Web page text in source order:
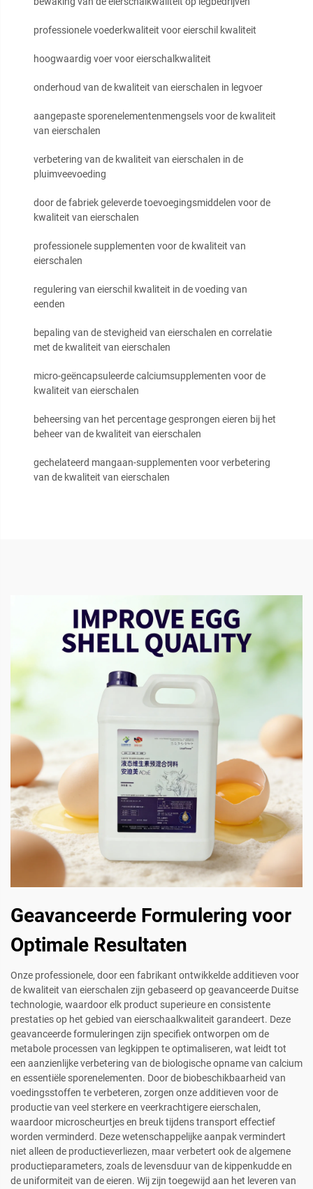
professionele voederkwaliteit voor eierschil kwaliteit
hoogwaardig voer voor eierschalkwaliteit
onderhoud van de kwaliteit van eierschalen in legvoer
aangepaste sporenelementenmengsels voor de kwaliteit
van eierschalen
verbetering van de kwaliteit van eierschalen in de
pluimveevoeding
door de fabriek geleverde toevoegingsmiddelen voor de
kwaliteit van eierschalen
professionele supplementen voor de kwaliteit van
eierschalen
regulering van eierschil kwaliteit in de voeding van
eenden
bepaling van de stevigheid van eierschalen en correlatie
met de kwaliteit van eierschalen
micro-geëncapsuleerde calciumsupplementen voor de
kwaliteit van eierschalen
beheersing van het percentage gesprongen eieren bij het
beheer van de kwaliteit van eierschalen
gechelateerd mangaan-supplementen voor verbetering
van de kwaliteit van eierschalen
Geavanceerde Formulering voor
Optimale Resultaten
Onze professionele, door een fabrikant ontwikkelde additieven voor
de kwaliteit van eierschalen zijn gebaseerd op geavanceerde Duitse
technologie, waardoor elk product superieure en consistente
prestaties op het gebied van eierschaalkwaliteit garandeert. Deze
geavanceerde formuleringen zijn specifiek ontworpen om de
metabole processen van legkippen te optimaliseren, wat leidt tot
een aanzienlijke verbetering van de biologische opname van calcium
en essentiële sporenelementen. Door de biobeschikbaarheid van
voedingsstoffen te verbeteren, zorgen onze additieven voor de
productie van veel sterkere en veerkrachtigere eierschalen,
waardoor microscheurtjes en breuk tijdens transport effectief
worden verminderd. Deze wetenschappelijke aanpak vermindert
niet alleen de productieverliezen, maar verbetert ook de algemene
productieparameters, zoals de levensduur van de kippenkudde en
de uniformiteit van de eieren. Wij zijn toegewijd aan het leveren van